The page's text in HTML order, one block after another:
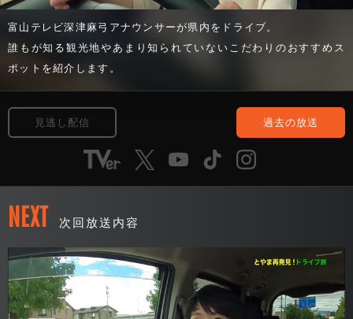
富山テレビ深津麻弓アナウンサーが県内をドライブ。
誰もが知る観光地やあまり知られていないこだわりのおすすめス
ポットを紹介します。
見逃し配信 過去の放送
NEXT 次回放送内容